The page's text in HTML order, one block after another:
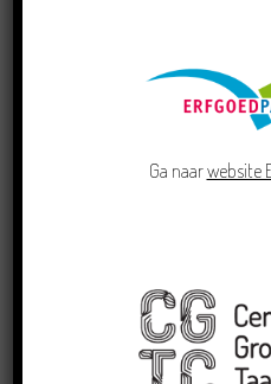
Doe mee aan de
Ga naarwebsite